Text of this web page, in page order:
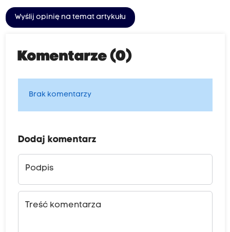
Wyślij opinię na temat artykułu
Komentarze (0)
Brak komentarzy
Dodaj komentarz
Podpis
Treść komentarza